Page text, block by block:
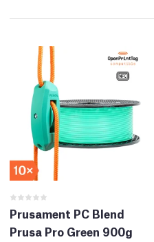
Prusament PC Blend
Prusa Pro Green 900g